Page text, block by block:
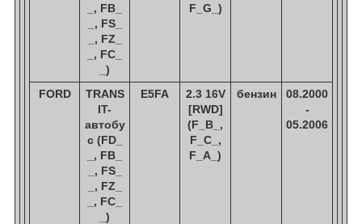
_, FB_
_, FS_
_, FZ_
_, FC_
_)
F_G_)
FORD
TRANS
IT-
автобу
с (FD_
_, FB_
_, FS_
_, FZ_
_, FC_
_)
E5FA
2.3 16V
[RWD]
(F_B_,
F_C_,
F_A_)
бензин
08.2000
-
05.2006